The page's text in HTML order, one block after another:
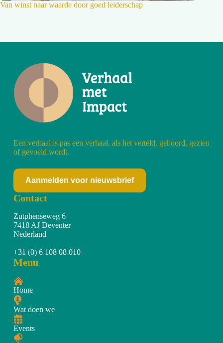
Van winst naar waarde door goed leiderschap
Een verhaal is pas een verhaal, als het verteld, gehoord, gezien
of gevoeld wordt.
Aanmelden voor nieuwsbrief
Contact
Zutphenseweg 6
7418 AJ Deventer
Nederland
+31 (0) 6 108 08 010
Menu
Home
Wat doen we
Events